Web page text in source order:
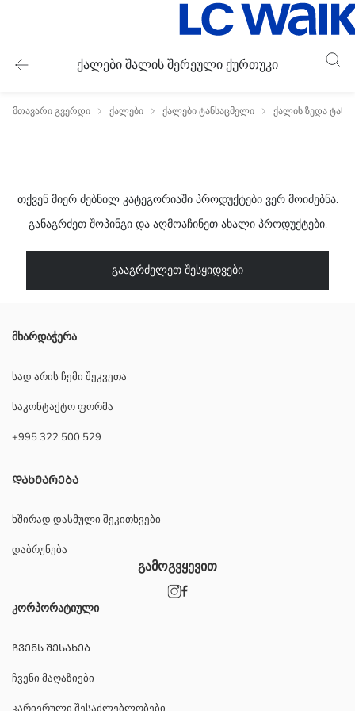
ქალები შალის შერეული ქურთუკი
მთავარი გვერდი ქალები ქალები ტანსაცმელი ქალის ზედა
თქვენ მიერ ძებნილ კატეგორიაში პროდუქტები ვერ მოიძებნა.
განაგრძეთ შოპინგი და აღმოაჩინეთ ახალი პროდუქტები.
გააგრძელეთ შესყიდვები
მხარდაჭერა
სად არის ჩემი შეკვეთა
საკონტაქტო ფორმა
+995 322 500 529
ᲓᲐᲮᲛᲐᲠᲔᲑᲐ
ხშირად დასმული შეკითხვები
დაბრუნება
კორპორატიული
ᲩᲕᲔᲜᲡ ᲨᲔᲡᲐᲮᲔᲑ
ჩვენი მაღაზიები
გამოგვყევით